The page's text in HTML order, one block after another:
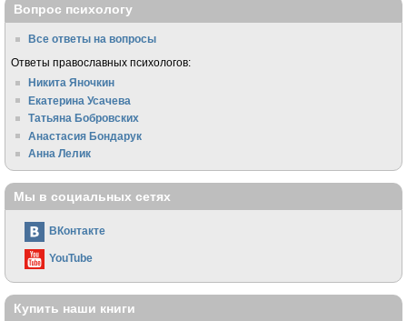
Вопрос психологу
Все ответы на вопросы
Ответы православных психологов:
Никита Яночкин
Екатерина Усачева
Татьяна Бобровских
Анастасия Бондарук
Анна Лелик
Мы в социальных сетях
ВКонтакте
YouTube
Купить наши книги